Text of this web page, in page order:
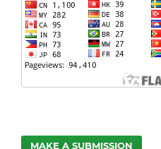
MAKE A SUBMISSION